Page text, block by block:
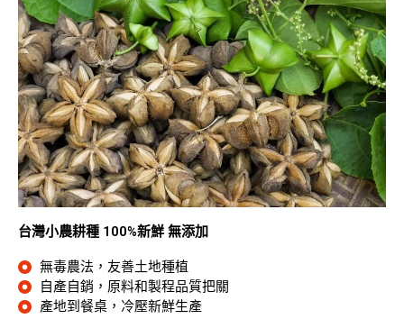
台灣小農耕種 100%新鮮 無添加
無毒農法，友善土地種植
自產自銷，原料和製程品質把關
產地到餐桌，冷壓新鮮生產